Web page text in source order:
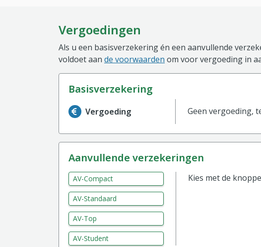
Vergoedingen
Als u een basisverzekering én een aanvullende
voldoet aan de voorwaarden om voor vergoeding in
basisverzekering
Informatie over de vergoeding van de
Vergoeding Geen vergoeding,
aanvullende verzekeringen
AV-Compact
AV-Standaard
AV-Top
AV-Student
Kies met de